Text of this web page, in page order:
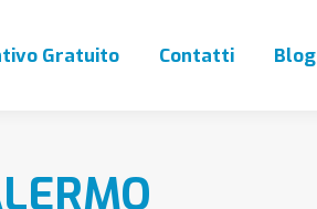
Gratuito Contatti Blog